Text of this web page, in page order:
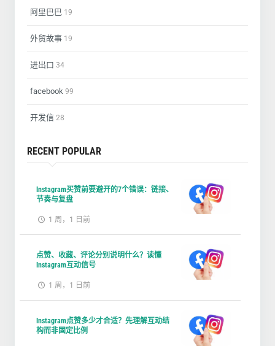
阿里巴巴 19
外贸故事 19
进出口 34
facebook 99
开发信 28
RECENT POPULAR
Instagram买赞前要避开的7个错误：链接、
节奏与复盘
1 周，1 日前
点赞、收藏、评论分别说明什么？读懂
Instagram互动信号
1 周，1 日前
Instagram点赞多少才合适？先理解互动结
构而非固定比例